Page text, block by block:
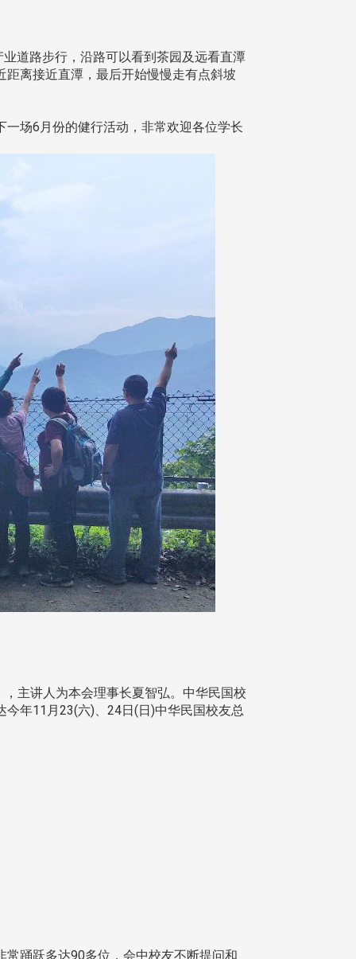
道路步行，沿路可以看到茶园及远看直潭
离接近直潭，最后开始慢慢走有点斜坡
场6月份的健行活动，非常欢迎各位学长
主讲人为本会理事长夏智弘。中华民国校
年11月23(六)、24日(日)中华民国校友总
踊跃多达90多位，会中校友不断提问和